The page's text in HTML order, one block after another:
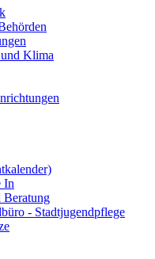
Klima
In
Beratung
- Stadtjugendpflege